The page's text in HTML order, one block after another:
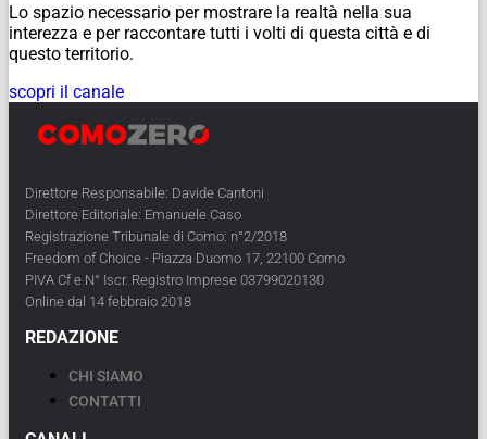
Lo spazio necessario per mostrare la realtà nella sua
interezza e per raccontare tutti i volti di questa città e di
questo territorio.
scopri il canale
Direttore Responsabile: Davide Cantoni
Direttore Editoriale: Emanuele Caso
Registrazione Tribunale di Como: n°2/2018
Freedom of Choice - Piazza Duomo 17, 22100 Como
PIVA Cf e N° Iscr. Registro Imprese 03799020130
Online dal 14 febbraio 2018
REDAZIONE
CHI SIAMO
CONTATTI